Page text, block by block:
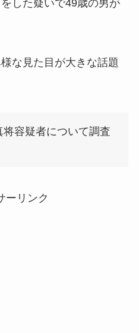
した疑いで49歳の男が
な見た目が大きな話題
容疑者について調査
ーリンク